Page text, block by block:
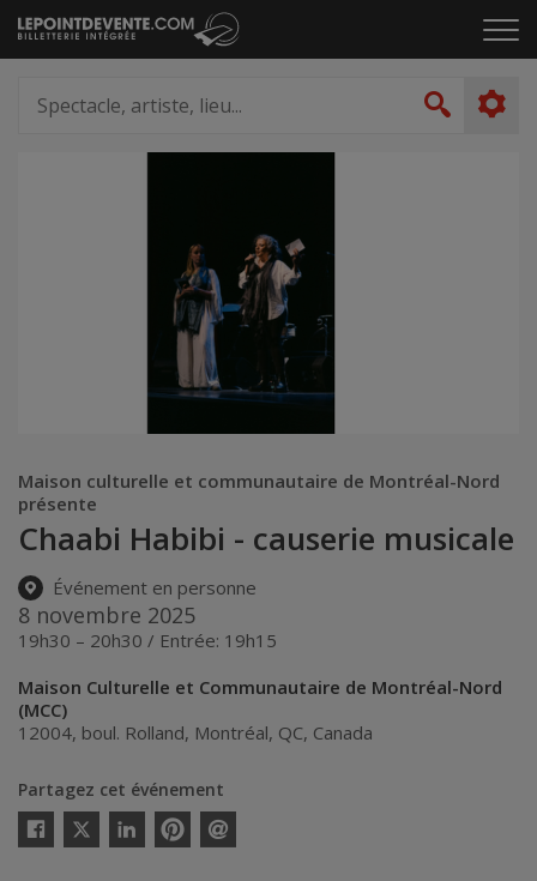
Passer
au
le
artiste,
lieu...
Maison culturelle et communautaire de Montréal-Nord
présente
Chaabi Habibi - causerie musicale
Événement en personne
8 novembre 2025
19h30 – 20h30 / Entrée: 19h15
Maison Culturelle et Communautaire de Montréal-Nord
(MCC)
12004, boul. Rolland, Montréal, QC, Canada
Partagez cet événement
Twitter